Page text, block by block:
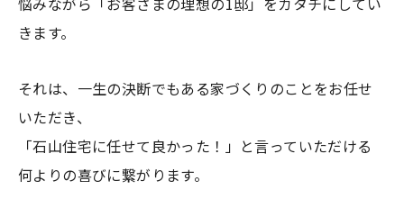
きます。
それは、一生の決断でもある家づくりのことをお任せ
いただき、
「石山住宅に任せて良かった！」と言っていただける
何よりの喜びに繋がります。